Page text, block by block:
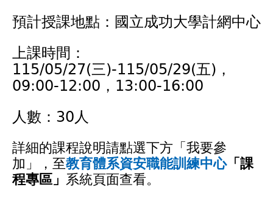
預計授課地點：國立成功大學計網中心
上課時間：
115/05/27(三)-115/05/29(五)，
09:00-12:00，13:00-16:00
人數：30人
詳細的課程說明請點選下方「我要參
加」，至教育體系資安職能訓練中心「課
程專區」 系統頁面查看。